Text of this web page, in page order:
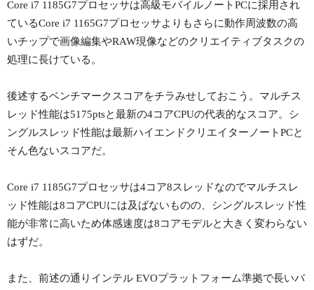
Core i7 1185G7プロセッサは高級モバイルノートPCに採用され
ているCore i7 1165G7プロセッサよりもさらに動作周波数の高
いチップで画像編集やRAW現像などのクリエイティブタスクの
処理に長けている。
後述するベンチマークスコアをチラみせしておこう。マルチス
レッド性能は5175ptsと最新の4コアCPUの代表的なスコア。シ
ングルスレッド性能は最新ハイエンドクリエイターノートPCと
そん色ないスコアだ。
Core i7 1185G7プロセッサは4コア8スレッドなのでマルチスレ
ッド性能は8コアCPUには及ばないものの、シングルスレッド性
能が非常に高いため体感速度は8コアモデルと大きく変わらない
はずだ。
また、前述の通りインテル EVOプラットフォーム準拠で長いバ